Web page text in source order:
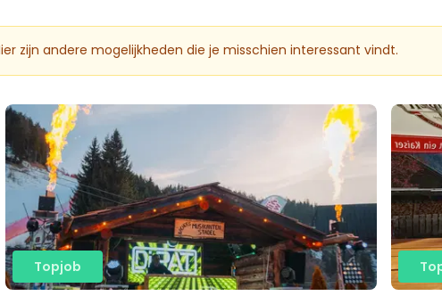
zijn andere mogelijkheden die je misschien interessant vindt.
Topjob